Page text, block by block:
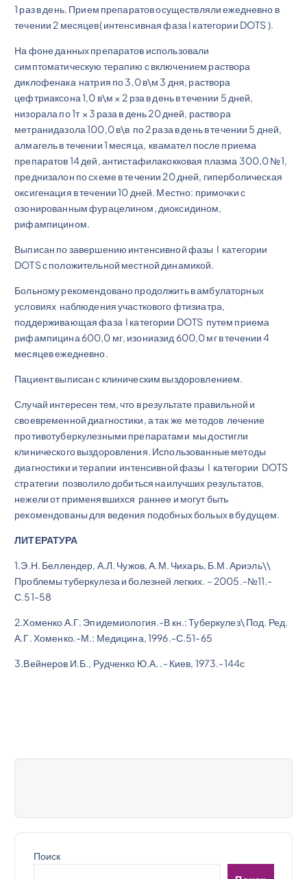
1 раз в день. Прием препаратов осуществляли ежедневно в
течении 2 месяцев( интенсивная фаза I категории DOTS ).
На фоне данных препаратов использовали
симптоматическую терапию с включением раствора
диклофенака натрия по 3,0 в\м 3 дня, раствора
цефтриаксона 1,0 в\м × 2 рза в день в течении 5 дней,
низорала по 1т ×3 раза в день 20 дней, раствора
метранидазола 100,0 в\в по 2 раза в день в течении 5 дней,
алмагель в течении 1 месяца, квамател после приема
препаратов 14 дей, антистафилакокковая плазма 300,0 №1,
преднизалон по схеме в течении 20 дней, гиперболическая
оксигенация в течении 10 дней. Местно: примочки с
озонированным фурацелином, диоксидином,
рифампицином.
Выписан по завершению интенсивной фазы I категории
DOTS с положительной местной динамикой.
Больному рекомендовано продолжить в амбулаторных
условиях наблюдения участкового фтизиатра,
поддерживающая фаза I категории DOTS путем приема
рифампицина 600,0 мг, изониазид 600,0 мг в течении 4
месяцев ежедневно.
Пациент выписан с клиническим выздоровлением.
Случай интересен тем, что в результате правильной и
своевременной диагностики, а так же методов лечение
противотуберкулезными препаратами мы достигли
клинического выздоровления. Использованные методы
диагностики и терапии интенсивной фазы I категории DOTS
стратегии позволило добиться наилучших результатов,
нежели от применявшихся раннее и могут быть
рекомендованы для ведения подобных больых в будущем.
ЛИТЕРАТУРА
1.Э.Н. Беллендер, А.Л. Чужов, А.М. Чихарь, Б.М. Ариэль\\
Проблемы туберкулеза и болезней легких. – 2005.-№11.-
С.51-58
2.Хоменко А.Г. Эпидемиология.-В кн.: Туберкулез\ Под. Ред.
А.Г. Хоменко.-М.: Медицина, 1996.-С.51-65
3.Вейнеров И.Б., Рудченко Ю.А. .- Киев, 1973.-144с
Поиск